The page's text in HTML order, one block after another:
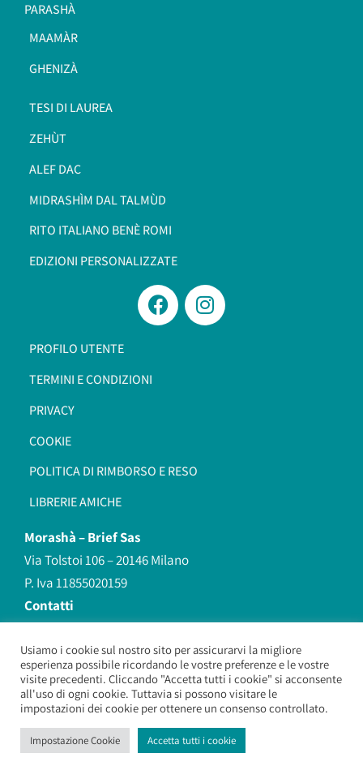
PARASHÀ
MAAMÀR
GHENIZÀ
TESI DI LAUREA
ZEHÙT
ALEF DAC
MIDRASHÌM DAL TALMÙD
RITO ITALIANO BENÈ ROMI​
EDIZIONI PERSONALIZZATE
PROFILO UTENTE
TERMINI E CONDIZIONI
PRIVACY
COOKIE
POLITICA DI RIMBORSO E RESO
LIBRERIE AMICHE
Morashà –Brief Sas
Via Tolstoi 106 – 20146 Milano
P. Iva 11855020159
Contatti
redazione@morasha.it
339 8596707
(anche Whatsapp)
Morashà – Brief Sas – Copyright 2026. All Rights Reserved.
Usiamo i cookie sul nostro sito per assicurarvi la migliore
esperienza possibile ricordando le vostre preferenze e le vostre
visite precedenti. Cliccando "Accetta tutti i cookie" si acconsente
all'uso di ogni cookie. Tuttavia si possono visitare le
impostazioni dei cookie per ottenere un consenso controllato.
Impostazione Cookie Accetta tutti i cookie